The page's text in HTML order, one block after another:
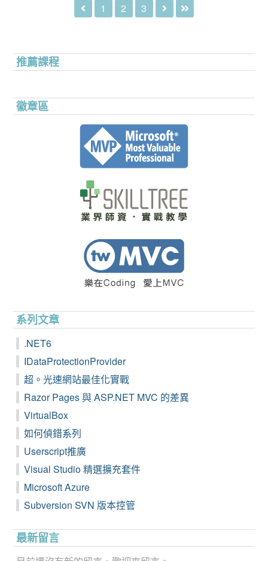
1 2 3
推薦課程
徽章區
系列文章
.NET6
IDataProtectionProvider
超。光速網站最佳化實戰
Razor Pages 與 ASP.NET MVC 的差異
VirtualBox
如何偵錯系列
Userscript推廣
Visual Studio 精選擴充套件
Microsoft Azure
Subversion SVN 版本控管
最新留言